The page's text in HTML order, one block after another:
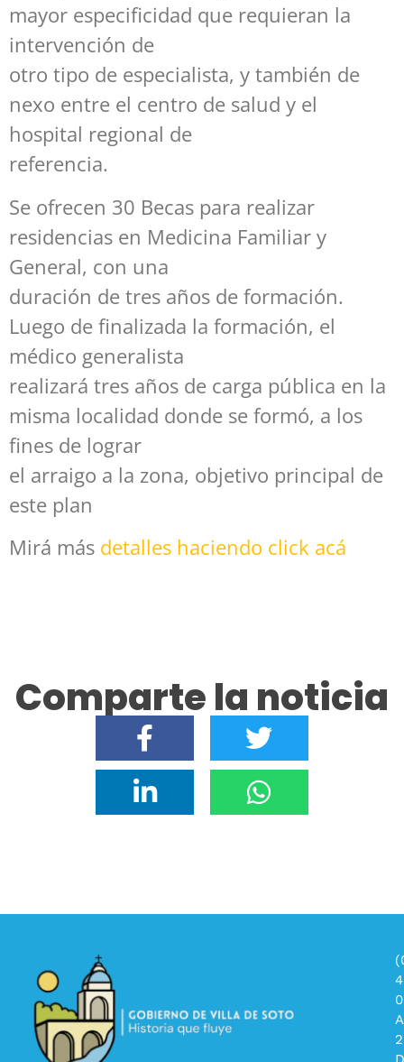
mayor especificidad que requieran la
intervención de
otro tipo de especialista, y también de
nexo entre el centro de salud y el
hospital regional de
referencia.
Se ofrecen 30 Becas para realizar
residencias en Medicina Familiar y
General, con una
duración de tres años de formación.
Luego de finalizada la formación, el
médico generalista
realizará tres años de carga pública en la
misma localidad donde se formó, a los
fines de lograr
el arraigo a la zona, objetivo principal de
este plan
Mirá más detalles haciendo click acá
Comparte la noticia